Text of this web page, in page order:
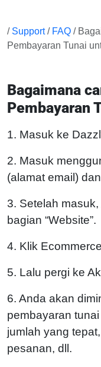
/ Support/ FAQ /
Pembayaran Tunai
Bagaimana
Pembayaran
1. Masuk ke
2. Masuk
(alamat email)
3. Setelah
bagian “Website”.
4. Klik
5. Lalu pergi ke
6. Anda akan
pembayaran
jumlah yang
pesanan, dll.